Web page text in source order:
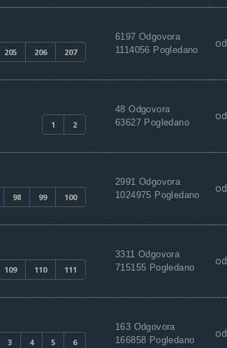
205 206 207
6197 Odgovora
1114056 Pogledano
od
1 2
48 Odgovora
63627 Pogledano
od
98 99 100
2991 Odgovora
1024975 Pogledano
od
109 110 111
3311 Odgovora
715155 Pogledano
od
3 4 5 6
163 Odgovora
166858 Pogledano
od